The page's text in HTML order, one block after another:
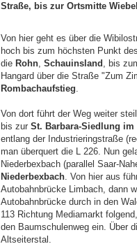
Straße, bis zur Ortsmitte
Von hier geht es über die
hoch bis zum höchsten Punkt des
die Rohn, Schauinsland , bis
Hangard über die Straße "Zum
Rombachaufstieg.
Von dort führt der Weg weiter
bis zur St. Barbara-Siedlung
entlang der Industrieringstraße
man überquert die L 226. Nun
Niederbexbach (parallel Saar-
Niederbexbach. Von hier aus
Autobahnbrücke Limbach, dann
Autobahnbrücke durch in den
113 Richtung Mediamarkt
den Baumschulenweg ein. Über
Altseiterstal.